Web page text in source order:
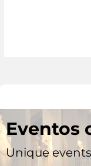
Eventos
Unique